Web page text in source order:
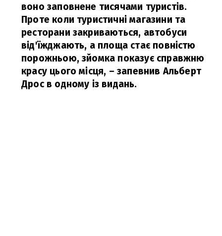
воно заповнене тисячами туристів.
Проте коли туристичні магазини та
ресторани закриваються, автобуси
від'їжджають, а площа стає повністю
порожньою, зйомка показує справжню
красу цього місця, – запевнив Альберт
Дрос в одному із видань.